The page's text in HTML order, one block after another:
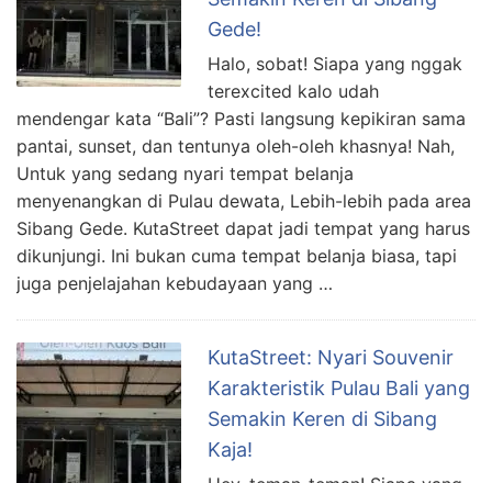
Gede!
Halo, sobat! Siapa yang nggak
terexcited kalo udah
mendengar kata “Bali”? Pasti langsung kepikiran sama
pantai, sunset, dan tentunya oleh-oleh khasnya! Nah,
Untuk yang sedang nyari tempat belanja
menyenangkan di Pulau dewata, Lebih-lebih pada area
Sibang Gede. KutaStreet dapat jadi tempat yang harus
dikunjungi. Ini bukan cuma tempat belanja biasa, tapi
juga penjelajahan kebudayaan yang …
KutaStreet: Nyari Souvenir
Karakteristik Pulau Bali yang
Semakin Keren di Sibang
Kaja!